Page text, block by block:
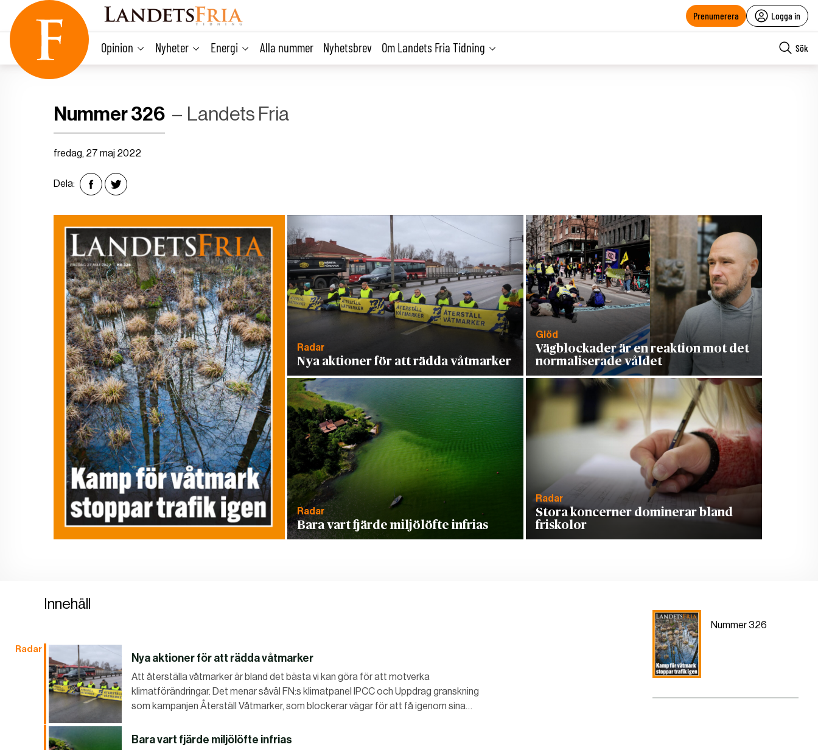
content
Prenumerera Logga in
Opinion Nyheter Energi Alla nummer Nyhetsbrev Om Landets Fria Tidning Sök
Nummer 326 Landets Fria
fredag, 27 maj 2022
Dela:
Radar
Nya aktioner för att rädda våtmarker
Glöd
Vägblockader är en reaktion mot det
normaliserade våldet
Radar
Bara vart fjärde miljölöfte infrias
Radar
Stora koncerner dominerar bland
friskolor
Nummer 326
Innehåll
Radar
Nya aktioner för att rädda våtmarker
Att återställa våtmarker är bland det bästa vi kan göra för att motverka
klimatförändringar. Det menar såväl FN:s klimatpanel IPCC och Uppdrag granskning
som kampanjen Återställ Våtmarker, som blockerar vägar för att få igenom sina…
Bara vart fjärde miljölöfte infrias